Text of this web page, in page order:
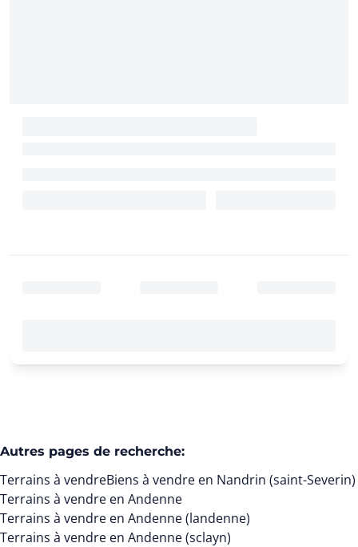
Autres pages de recherche:
Terrains à vendreBiens à vendre en Nandrin (saint-Severin)
Terrains à vendre en Andenne
Terrains à vendre en Andenne (landenne)
Terrains à vendre en Andenne (sclayn)